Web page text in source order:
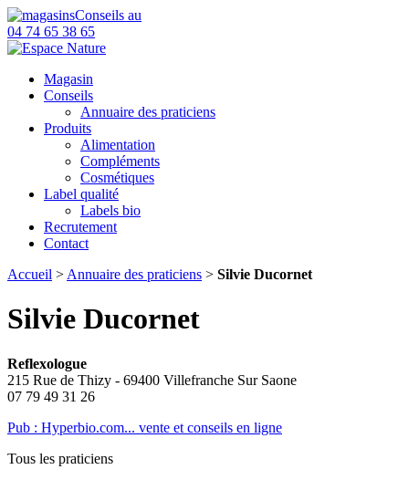
Conseils au
04 74 65 38 65
Magasin
Conseils
Annuaire des praticiens
Produits
Alimentation
Compléments
Cosmétiques
Label qualité
Labels bio
Recrutement
Contact
Accueil > Annuaire des praticiens > Silvie Ducornet
Silvie Ducornet
Reflexologue
215 Rue de Thizy - 69400 Villefranche Sur Saone
07 79 49 31 26
Pub : Hyperbio.com... vente et conseils en ligne
Tous les praticiens